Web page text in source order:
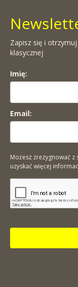
Zapisz się i
klasycznej
Imię:
Email:
Możesz zrezygnować
uzyskać więcej